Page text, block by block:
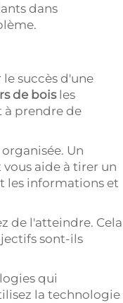
dans
succès d'une
de bois les
à prendre de
Un
aide à tirer un
les informations et
de l'atteindre. Cela
sont-ils
qui
la technologie